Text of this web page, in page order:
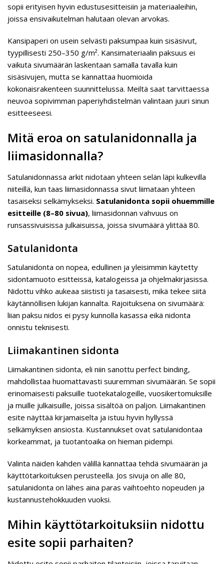
sopii erityisen hyvin edustusesitteisiin ja materiaaleihin,
joissa ensivaikutelman halutaan olevan arvokas.
Kansipaperi on usein selvästi paksumpaa kuin sisäsivut,
tyypillisesti 250–350 g/m². Kansimateriaalin paksuus ei
vaikuta sivumäärän laskentaan samalla tavalla kuin
sisäsivujen, mutta se kannattaa huomioida
kokonaisrakenteen suunnittelussa. Meiltä saat tarvittaessa
neuvoa sopivimman paperiyhdistelmän valintaan juuri sinun
esitteeseesi.
Mitä eroa on satulanidonnalla ja
liimasidonnalla?
Satulanidonnassa arkit nidotaan yhteen selän läpi kulkevilla
niiteillä, kun taas liimasidonnassa sivut liimataan yhteen
tasaiseksi selkämykseksi. Satulanidonta sopii ohuemmille
esitteille (8–80 sivua), liimasidonnan vahvuus on
runsassivuisissa julkaisuissa, joissa sivumäärä ylittää 80.
Satulanidonta
Satulanidonta on nopea, edullinen ja yleisimmin käytetty
sidontamuoto esitteissä, katalogeissa ja ohjelmakirjasissa.
Nidottu vihko aukeaa siististi ja tasaisesti, mikä tekee siitä
käytännöllisen lukijan kannalta. Rajoituksena on sivumäärä:
liian paksu nidos ei pysy kunnolla kasassa eikä nidonta
onnistu teknisesti.
Liimakantinen sidonta
Liimakantinen sidonta, eli niin sanottu perfect binding,
mahdollistaa huomattavasti suuremman sivumäärän. Se sopii
erinomaisesti paksuille tuotekatalogeille, vuosikertomuksille
ja muille julkaisuille, joissa sisältöä on paljon. Liimakantinen
esite näyttää kirjamaiselta ja istuu hyvin hyllyssä
selkämyksen ansiosta. Kustannukset ovat satulanidontaa
korkeammat, ja tuotantoaika on hieman pidempi.
Valinta näiden kahden välillä kannattaa tehdä sivumäärän ja
käyttötarkoituksen perusteella. Jos sivuja on alle 80,
satulanidonta on lähes aina paras vaihtoehto nopeuden ja
kustannustehokkuuden vuoksi.
Mihin käyttötarkoituksiin nidottu
esite sopii parhaiten?